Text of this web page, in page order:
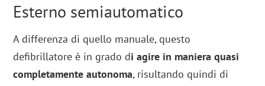
Esterno semiautomatico
A differenza di quello manuale, questo
defibrillatore è in grado di agire in maniera quasi
completamente autonoma, risultando quindi di